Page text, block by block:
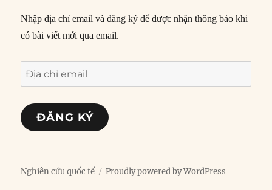
Nhập địa chỉ email và đăng ký để được nhận thông báo khi
có bài viết mới qua email.
Địa
chỉ
email
ĐĂNG KÝ
Nghiên cứu quốc tế Proudly powered by WordPress